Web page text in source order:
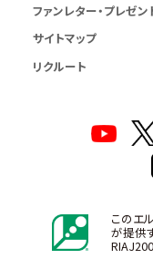
ファンレター・プレゼン
サイトマップ
リクルート
このエ
が提供